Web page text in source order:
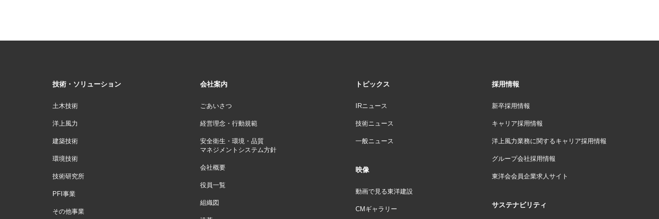
技術・ソリューション
土木技術
洋上風力
建築技術
環境技術
技術研究所
PFI事業
その他事業
会社案内
ごあいさつ
経営理念・行動規範
安全衛生・環境・品質
マネジメントシステム方針
会社概要
役員一覧
組織図
トピックス
IRニュース
技術ニュース
一般ニュース
映像
動画で見る東洋建設
CMギャラリー
採用情報
新卒採用情報
キャリア採用情報
洋上風力業務に関するキャリア採用情報
グループ会社採用情報
東洋会会員企業求人サイト
サステナビリティ